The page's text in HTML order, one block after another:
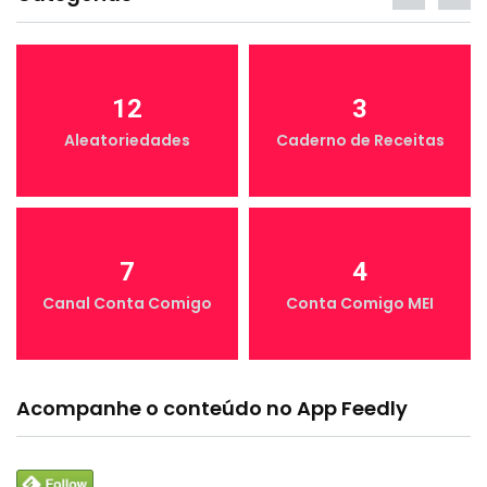
12
Aleatoriedades
3
Caderno de Receitas
7
Canal Conta Comigo
4
Conta Comigo MEI
Acompanhe o conteúdo no App Feedly